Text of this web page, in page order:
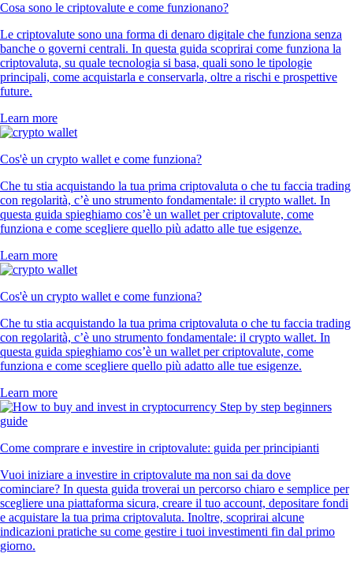
Cosa sono le criptovalute e come funzionano?
Le criptovalute sono una forma di denaro digitale che funziona senza
banche o governi centrali. In questa guida scoprirai come funziona la
criptovaluta, su quale tecnologia si basa, quali sono le tipologie
principali, come acquistarla e conservarla, oltre a rischi e prospettive
future.
Learn more
Cos'è un crypto wallet e come funziona?
Che tu stia acquistando la tua prima criptovaluta o che tu faccia trading
con regolarità, c’è uno strumento fondamentale: il crypto wallet. In
questa guida spieghiamo cos’è un wallet per criptovalute, come
funziona e come scegliere quello più adatto alle tue esigenze.
Learn more
Cos'è un crypto wallet e come funziona?
Che tu stia acquistando la tua prima criptovaluta o che tu faccia trading
con regolarità, c’è uno strumento fondamentale: il crypto wallet. In
questa guida spieghiamo cos’è un wallet per criptovalute, come
funziona e come scegliere quello più adatto alle tue esigenze.
Learn more
Come comprare e investire in criptovalute: guida per principianti
Vuoi iniziare a investire in criptovalute ma non sai da dove
cominciare? In questa guida troverai un percorso chiaro e semplice per
scegliere una piattaforma sicura, creare il tuo account, depositare fondi
e acquistare la tua prima criptovaluta. Inoltre, scoprirai alcune
indicazioni pratiche su come gestire i tuoi investimenti fin dal primo
giorno.